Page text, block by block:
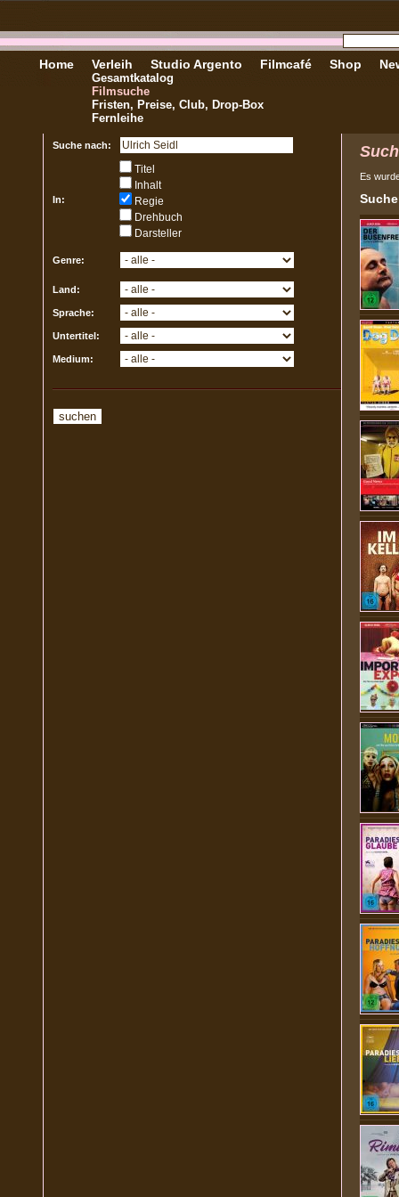
Home Verleih
Gesamtkatalog
Filmsuche
Fristen, Preise, Club, Drop-Box
Fernleihe
Studio Argento Filmcafé Shop
Suche nach:
In:
Titel
Inhalt
Regie
Drehbuch
Darsteller
Genre:
Land:
Sprache:
Untertitel:
Medium:
Es